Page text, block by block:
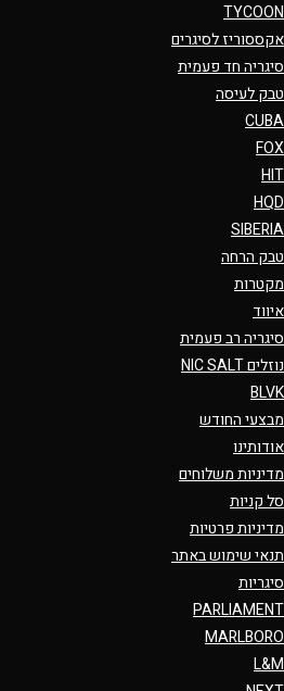
TYCOON
אקססוריז לסיגרים
סיגריה חד פעמית
טבק לעיסה
CUBA
FOX
HIT
HQD
SIBERIA
טבק הרחה
מקטרות
איווד
סיגריה רב פעמית
נוזלים NIC SALT
BLVK
מבצעי החודש
אודותינו
מדיניות משלוחים
סל קניות
מדיניות פרטיות
תנאי שימוש באתר
סיגריות
PARLIAMENT
MARLBORO
L&M